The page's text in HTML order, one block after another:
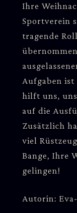
Ihre
Sportverein
tragende
Aufgaben ist
hilft uns,
auf die
Zusätzlich
viel
Bange, Ihre
gelingen!
Autorin: